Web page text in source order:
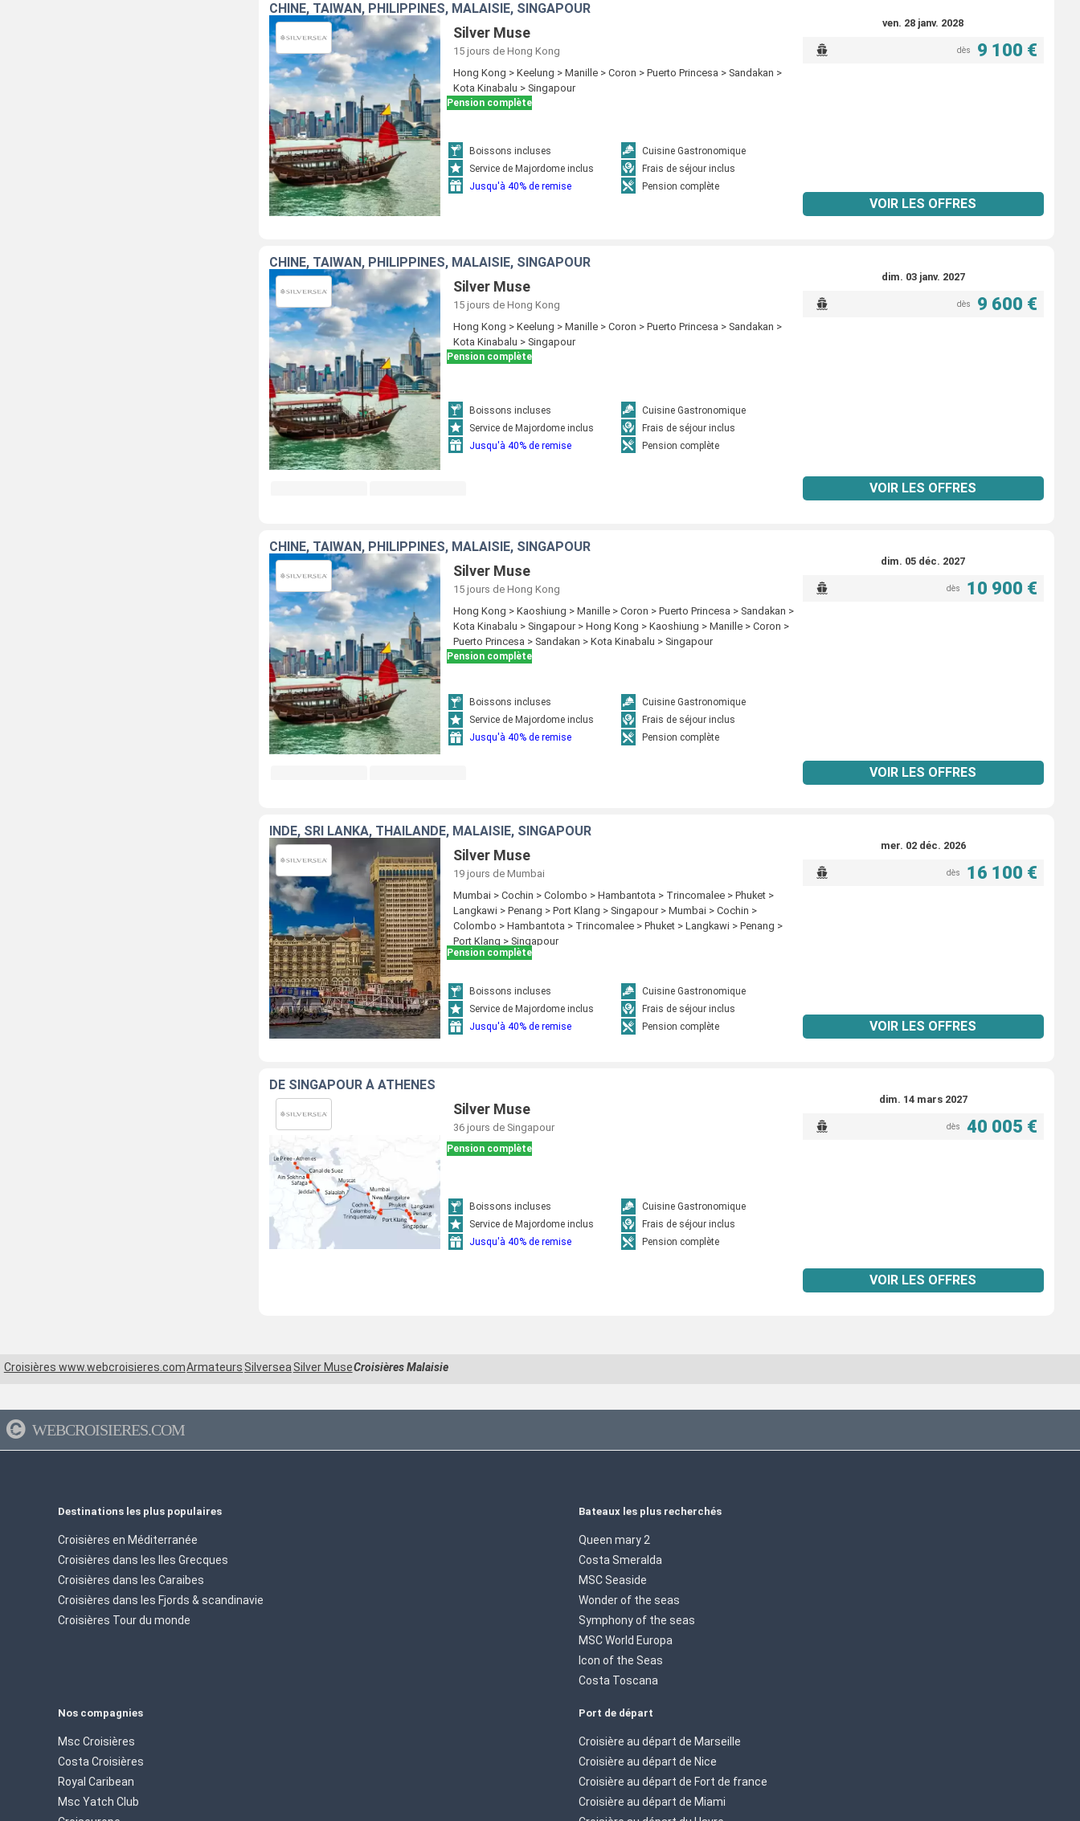
CHINE, TAÏWAN, PHILIPPINES, MALAISIE, SINGAPOUR
Silver Muse
15 jours de Hong Kong
Hong Kong > Keelung > Manille > Coron > Puerto Princesa > Sandakan >
Kota Kinabalu > Singapour
Pension complète
Boissons incluses
Cuisine Gastronomique
Service de Majordome inclus
Frais de séjour inclus
Jusqu'à 40% de remise
Pension complète
ven. 28 janv. 2028
dès 9 100 €
VOIR LES OFFRES
CHINE, TAÏWAN, PHILIPPINES, MALAISIE, SINGAPOUR
Silver Muse
15 jours de Hong Kong
Hong Kong > Keelung > Manille > Coron > Puerto Princesa > Sandakan >
Kota Kinabalu > Singapour
Pension complète
Boissons incluses
Cuisine Gastronomique
Service de Majordome inclus
Frais de séjour inclus
Jusqu'à 40% de remise
Pension complète
dim. 03 janv. 2027
dès 9 600 €
VOIR LES OFFRES
CHINE, TAÏWAN, PHILIPPINES, MALAISIE, SINGAPOUR
Silver Muse
15 jours de Hong Kong
Hong Kong > Kaoshiung > Manille > Coron > Puerto Princesa > Sandakan >
Kota Kinabalu > Singapour > Hong Kong > Kaoshiung > Manille > Coron >
Puerto Princesa > Sandakan > Kota Kinabalu > Singapour
Pension complète
Boissons incluses
Cuisine Gastronomique
Service de Majordome inclus
Frais de séjour inclus
Jusqu'à 40% de remise
Pension complète
dim. 05 déc. 2027
dès 10 900 €
VOIR LES OFFRES
INDE, SRI LANKA, THAÏLANDE, MALAISIE, SINGAPOUR
Silver Muse
19 jours de Mumbai
Mumbai > Cochin > Colombo > Hambantota > Trincomalee > Phuket >
Langkawi > Penang > Port Klang > Singapour > Mumbai > Cochin >
Colombo > Hambantota > Trincomalee > Phuket > Langkawi > Penang >
Port Klang > Singapour
Pension complète
Boissons incluses
Cuisine Gastronomique
Service de Majordome inclus
Frais de séjour inclus
Jusqu'à 40% de remise
Pension complète
mer. 02 déc. 2026
dès 16 100 €
VOIR LES OFFRES
DE SINGAPOUR À ATHÈNES
Silver Muse
36 jours de Singapour
Pension complète
Boissons incluses
Cuisine Gastronomique
Service de Majordome inclus
Frais de séjour inclus
Jusqu'à 40% de remise
Pension complète
dim. 14 mars 2027
dès 40 005 €
VOIR LES OFFRES
Croisières www.webcroisieres.comArmateurs SilverseaSilver MuseCroisières Malaisie
WEBCROISIERES.COM
Destinations les plus populaires
Croisières en Méditerranée
Croisières dans les Iles Grecques
Croisières dans les Caraibes
Croisières dans les Fjords & scandinavie
Croisières Tour du monde
Bateaux les plus recherchés
Queen mary 2
Costa Smeralda
MSC Seaside
Wonder of the seas
Symphony of the seas
MSC World Europa
Icon of the Seas
Costa Toscana
Nos compagnies
Msc Croisières
Costa Croisières
Royal Caribean
Msc Yatch Club
Port de départ
Croisière au départ de Marseille
Croisière au départ de Nice
Croisière au départ de Fort de france
Croisière au départ de Miami